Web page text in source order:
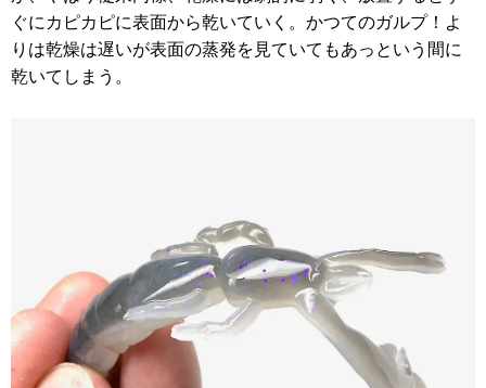
ぐにカピカピに表面から乾いていく。かつてのガルプ！よ
りは乾燥は遅いが表面の蒸発を見ていてもあっという間に
乾いてしまう。